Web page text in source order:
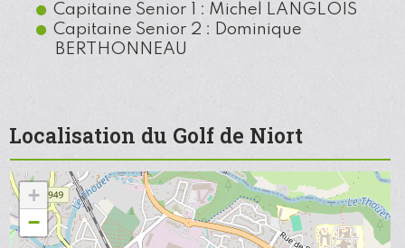
Capitaine Senior 1 : Michel LANGLOIS
Capitaine Senior 2 : Dominique
BERTHONNEAU
Localisation du Golf de Niort
+
−